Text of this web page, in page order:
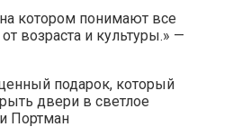
котором понимают все
возраста и культуры.» —
подарок, который
двери в светлое
Портман